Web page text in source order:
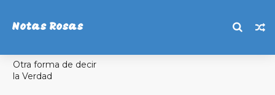
Notas Rosas
Otra forma de decir
la Verdad